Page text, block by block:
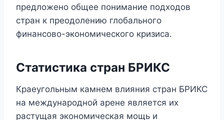
предложено общее понимание подходов
стран к преодолению глобального
финансово-экономического кризиса.
Статистика стран БРИКС
Краеугольным камнем влияния стран БРИКС
на международной арене является их
растущая экономическая мощь и